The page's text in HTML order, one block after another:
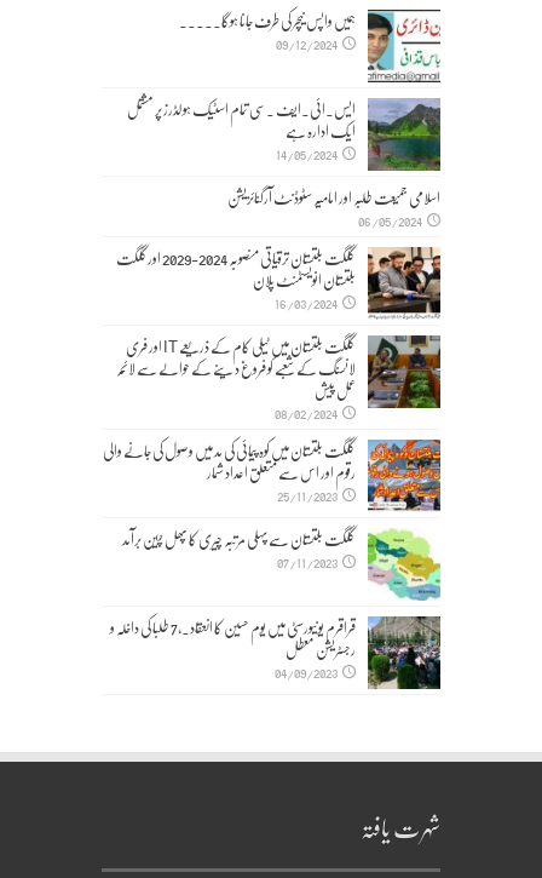
ہمیں واپس نیچر کی طرف جانا ہوگا۔۔۔۔۔
09/12/2024
ایس۔ائی۔ایف ۔سی تمام اسٹیک ہولڈرز پر مشتمل
ایک ادارہ ہے
14/05/2024
اسلامی جمیعت طلبہ اور امامیہ سٹوڈنٹ آرگنائزیشن
06/05/2024
گلگت بلتستان ترقیاتی منصوبہ 2024-2029 اورگلگت
بلتستان انویسٹمنٹ پلان
16/03/2024
گلگت بلتستان میں ٹیلی کام کے ذریعے IT اور فری
لانسنگ کے شعبے کو فروغ دینے کے حوالے سے لائحہ
عمل پیش
08/02/2024
گلگت بلتستان میں کوہ پیمائی کی مد میں وصول کی جانے والی
رقوم اور اس سے متعلق اعداد شمار
25/11/2023
گلگت بلتستان سے پہلی مرتبہ چیری کا پھل چین برآمد
07/11/2023
قراقرم یونیورسٹی میں یوم حسین کا انعقاد۔,7 طلبا کی داخلہ و
رجسٹریشن معطل
04/09/2023
شہرت یافتہ